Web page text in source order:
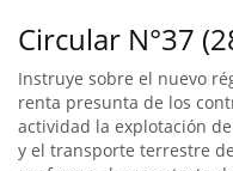
Circular N°37
Instruye sobre el nuevo
renta presunta de los
actividad la explotación
y el transporte terrestre